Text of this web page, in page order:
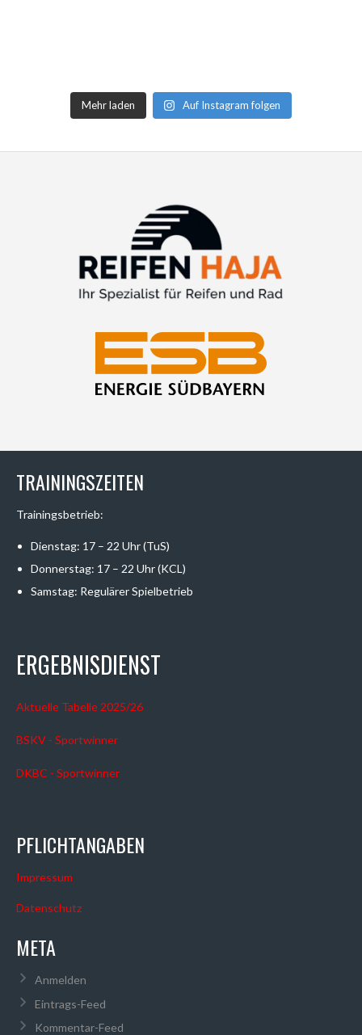
Mehr laden Auf Instagram folgen
TRAININGSZEITEN
Trainingsbetrieb:
Dienstag: 17 – 22 Uhr (TuS)
Donnerstag: 17 – 22 Uhr (KCL)
Samstag: Regulärer Spielbetrieb
ERGEBNISDIENST
Aktuelle Tabelle 2025/26
BSKV - Sportwinner
DKBC - Sportwinner
PFLICHTANGABEN
Impressum
Datenschutz
META
Anmelden
Eintrags-Feed
Kommentar-Feed